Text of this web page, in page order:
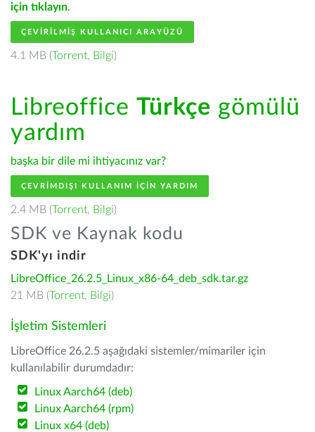
için tıklayın.
ÇEVIRILMIŞ KULLANICI ARAYÜZÜ
4.1 MB (Torrent, Bilgi)
Libreoffice Türkçe gömülü
yardım
başka bir dile mi ihtiyacınız var?
ÇEVRIMDIŞI KULLANIM IÇIN YARDIM
2.4 MB (Torrent, Bilgi)
SDK ve Kaynak kodu
SDK'yı indir
LibreOffice_26.2.5_Linux_x86-64_deb_sdk.tar.gz
21 MB (Torrent, Bilgi)
İşletim Sistemleri
LibreOffice 26.2.5 aşağıdaki sistemler/mimariler için
kullanılabilir durumdadır:
Linux Aarch64 (deb)
Linux Aarch64 (rpm)
Linux x64 (deb)